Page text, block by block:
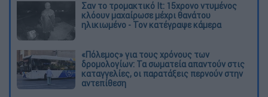
Σαν το τρομακτικό It: 15χρονο ντυμένος
κλόουν μαχαίρωσε μέχρι θανάτου
ηλικιωμένο - Τον κατέγραψε κάμερα
«Πόλεμος» για τους χρόνους των
δρομολογίων: Τα σωματεία απαντούν στις
καταγγελίες, οι παρατάξεις περνούν στην
αντεπίθεση